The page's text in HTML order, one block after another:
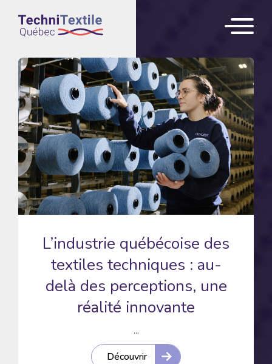
L’industrie québécoise des
textiles techniques : au-
delà des perceptions, une
réalité innovante
...
Découvrir